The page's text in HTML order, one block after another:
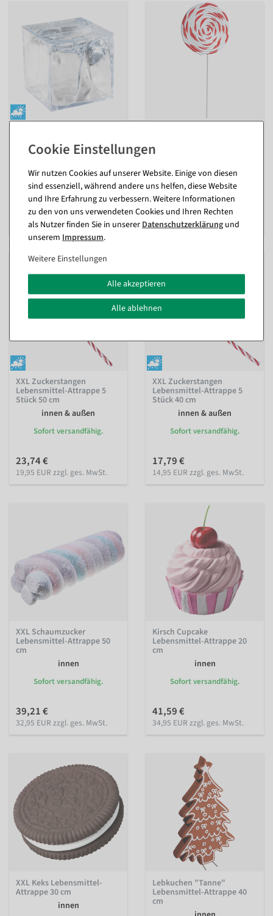
innen & außen
Liefertermin der Ware noch
unbekannt.
201,11 €
169,00 EUR zzgl. ges. MwSt.
Sofort versandfähig.
95,14 €
79,95 EUR zzgl. ges. MwSt.
XXL Zuckerstangen
Lebensmittel-Attrappe 5
Stück 50 cm
innen & außen
Sofort versandfähig.
23,74 €
19,95 EUR zzgl. ges. MwSt.
XXL Zuckerstangen
Lebensmittel-Attrappe 5
Stück 40 cm
innen & außen
Sofort versandfähig.
17,79 €
14,95 EUR zzgl. ges. MwSt.
XXL Schaumzucker
Lebensmittel-Attrappe 50
cm
innen
Sofort versandfähig.
39,21 €
32,95 EUR zzgl. ges. MwSt.
Kirsch Cupcake
Lebensmittel-Attrappe 20
cm
innen
Sofort versandfähig.
41,59 €
34,95 EUR zzgl. ges. MwSt.
XXL Keks Lebensmittel-
Attrappe 30 cm
innen
Lebkuchen "Tanne"
Lebensmittel-Attrappe 40
cm
Wir nutzen Cookies auf unserer Website. Einige von diesen
sind essenziell, während andere uns helfen, diese Website
und Ihre Erfahrung zu verbessern. Weitere Informationen
zu den von uns verwendeten Cookies und Ihren Rechten
als Nutzer finden Sie in unsererDaten­schutz­erklärung und
unserem Impressum.
Weitere Einstellungen
Alle akzeptieren
Alle ablehnen